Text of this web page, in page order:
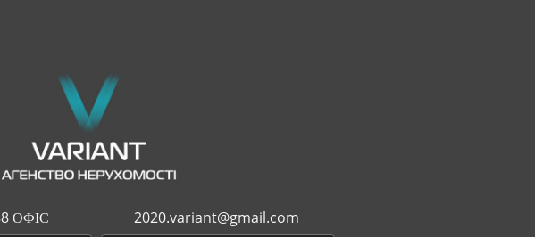
ОФІС
2020.variant@gmail.com